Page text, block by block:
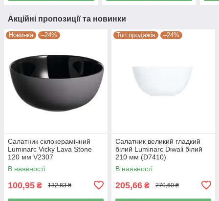
Акційні пропозиції та новинки
Новинка –24%
Салатник склокерамічний
Luminarc Vicky Lava Stone
120 мм V2307
В наявності
100,95 ₴ 132,83 ₴
Топ продажів –24%
Салатник великий гладкий
білий Luminarc Diwali білий
210 мм (D7410)
В наявності
205,66 ₴ 270,60 ₴